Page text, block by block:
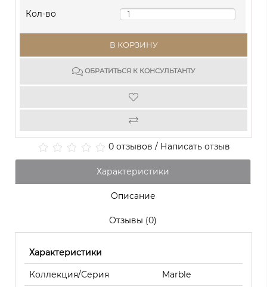
Кол-во
В КОРЗИНУ
ОБРАТИТЬСЯ К КОНСУЛЬТАНТУ
0 отзывов / Написать отзыв
Характеристики
Описание
Отзывы (0)
Характеристики
Коллекция/Серия Marble